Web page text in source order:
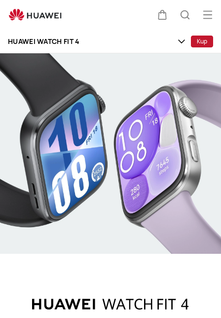
WATCH
HUAWEI WATCH FIT 4 Kup